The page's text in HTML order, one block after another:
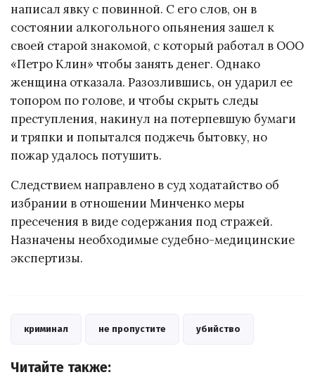
написал явку с повинной. С его слов, он в
состоянии алкогольного опьянения зашел к
своей старой знакомой, с который работал в ООО
«Петро Клин» чтобы занять денег. Однако
женщина отказала. Разозлившись, он ударил ее
топором по голове, и чтобы скрыть следы
преступления, накинул на потерпевшую бумаги
и тряпки и попытался поджечь бытовку, но
пожар удалось потушить.
Следствием направлено в суд ходатайство об
избрании в отношении Минченко меры
пресечения в виде содержания под стражей.
Назначены необходимые судебно-медицинские
экспертизы.
криминал не пропустите убийство
Читайте также: